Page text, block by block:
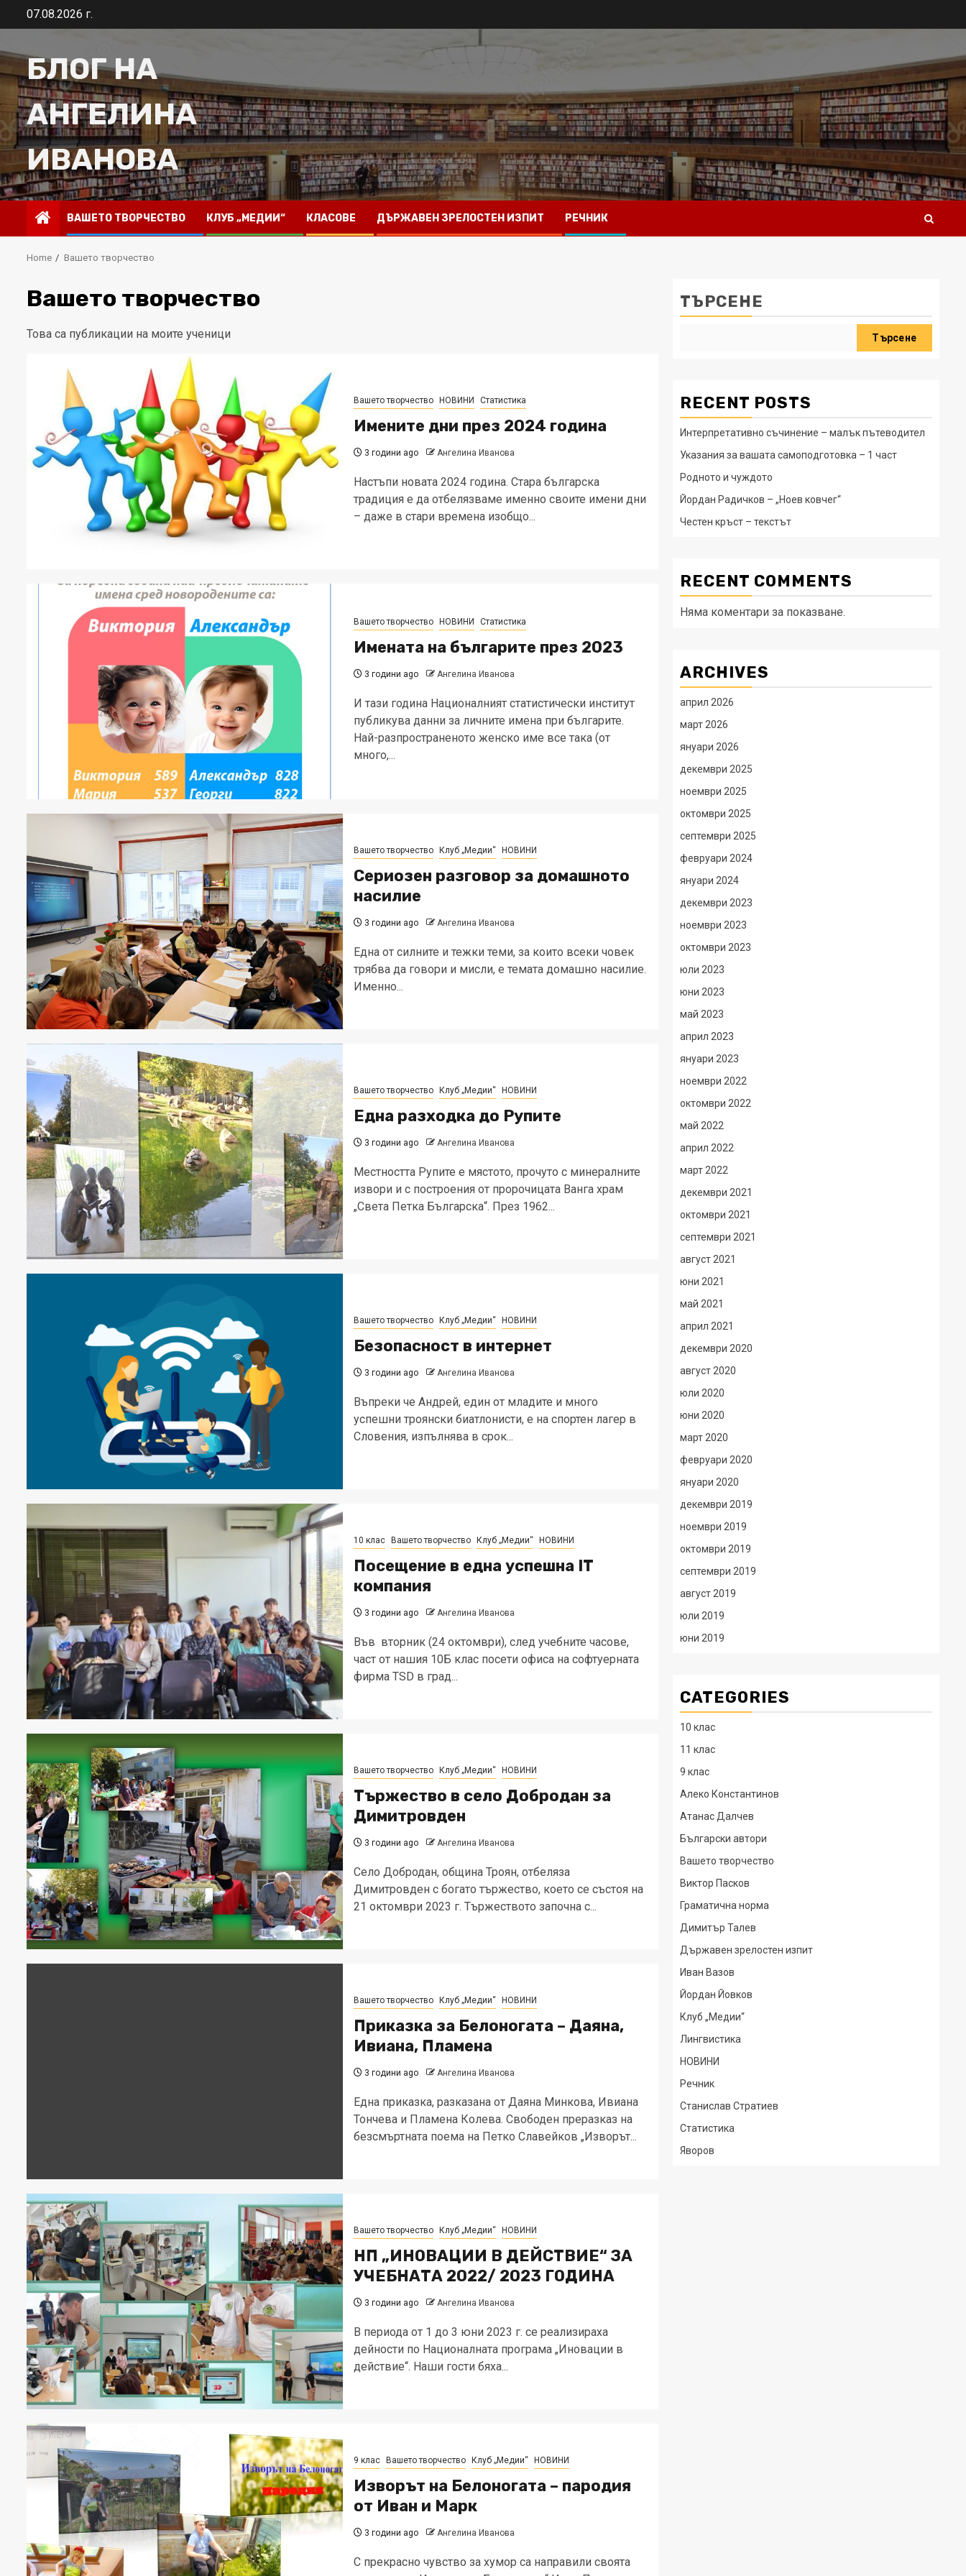
07.08.2026 г.
БЛОГ НА
АНГЕЛИНА
ИВАНОВА
ВАШЕТО ТВОРЧЕСТВО КЛУБ „МЕДИИ“ КЛАСОВЕ ДЪРЖАВЕН ЗРЕЛОСТЕН ИЗПИТ РЕЧНИК
Home Вашето творчество
Вашето творчество
Това са публикации на моите ученици
Вашето творчество НОВИНИ Статистика
Имените дни през 2024 година
3 години ago Ангелина Иванова
Настъпи новата 2024 година. Стара българска
традиция е да отбелязваме именно своите имени дни
– даже в стари времена изобщо...
Вашето творчество НОВИНИ Статистика
Имената на българите през 2023
3 години ago Ангелина Иванова
И тази година Националният статистически институт
публикува данни за личните имена при българите.
Най-разпространеното женско име все така (от
много,...
Вашето творчество Клуб „Медии“ НОВИНИ
Сериозен разговор за домашното
насилие
3 години ago Ангелина Иванова
Една от силните и тежки теми, за които всеки човек
трябва да говори и мисли, е темата домашно насилие.
Именно...
Вашето творчество Клуб „Медии“ НОВИНИ
Една разходка до Рупите
3 години ago Ангелина Иванова
Местността Рупите е мястото, прочуто с минералните
извори и с построения от пророчицата Ванга храм
„Света Петка Българска“. През 1962...
Вашето творчество Клуб „Медии“ НОВИНИ
Безопасност в интернет
3 години ago Ангелина Иванова
Въпреки че Андрей, един от младите и много
успешни троянски биатлонисти, е на спортен лагер в
Словения, изпълнява в срок...
10 клас Вашето творчество Клуб „Медии“ НОВИНИ
Посещение в една успешна IT
компания
3 години ago Ангелина Иванова
Във вторник (24 октомври), след учебните часове,
част от нашия 10Б клас посети офиса на софтуерната
фирма TSD в град...
Вашето творчество Клуб „Медии“ НОВИНИ
Тържество в село Добродан за
Димитровден
3 години ago Ангелина Иванова
Село Добродан, община Троян, отбеляза
Димитровден с богато тържество, което се състоя на
21 октомври 2023 г. Тържеството започна с...
Вашето творчество Клуб „Медии“ НОВИНИ
Приказка за Белоногата – Даяна,
Ивиана, Пламена
3 години ago Ангелина Иванова
Една приказка, разказана от Даяна Минкова, Ивиана
Тончева и Пламена Колева. Свободен преразказ на
безсмъртната поема на Петко Славейков „Изворът...
Вашето творчество Клуб „Медии“ НОВИНИ
НП „ИНОВАЦИИ В ДЕЙСТВИЕ“ ЗА
УЧЕБНАТА 2022/ 2023 ГОДИНА
3 години ago Ангелина Иванова
В периода от 1 до 3 юни 2023 г. се реализираха
дейности по Националната програма „Иновации в
действие“. Наши гости бяха...
9 клас Вашето творчество Клуб „Медии“ НОВИНИ
Изворът на Белоногата – пародия
от Иван и Марк
3 години ago Ангелина Иванова
С прекрасно чувство за хумор са направили своята
ТЪРСЕНЕ
Търсене
RECENT POSTS
Интерпретативно съчинение – малък пътеводител
Указания за вашата самоподготовка – 1 част
Родното и чуждото
Йордан Радичков – „Ноев ковчег“
Честен кръст – текстът
RECENT COMMENTS
Няма коментари за показване.
ARCHIVES
април 2026
март 2026
януари 2026
декември 2025
ноември 2025
октомври 2025
септември 2025
февруари 2024
януари 2024
декември 2023
ноември 2023
октомври 2023
юли 2023
юни 2023
май 2023
април 2023
януари 2023
ноември 2022
октомври 2022
май 2022
април 2022
март 2022
декември 2021
октомври 2021
септември 2021
август 2021
юни 2021
май 2021
април 2021
декември 2020
август 2020
юли 2020
юни 2020
март 2020
февруари 2020
януари 2020
декември 2019
ноември 2019
октомври 2019
септември 2019
август 2019
юли 2019
юни 2019
CATEGORIES
10 клас
11 клас
9 клас
Алеко Константинов
Атанас Далчев
Български автори
Вашето творчество
Виктор Пасков
Граматична норма
Димитър Талев
Държавен зрелостен изпит
Иван Вазов
Йордан Йовков
Клуб „Медии“
Лингвистика
НОВИНИ
Речник
Станислав Стратиев
Статистика
Яворов